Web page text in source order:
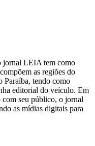
jornal LEIA tem como
as regiões do
Paraíba, tendo como
editorial do veículo. Em
com seu público, o jornal
as mídias digitais para